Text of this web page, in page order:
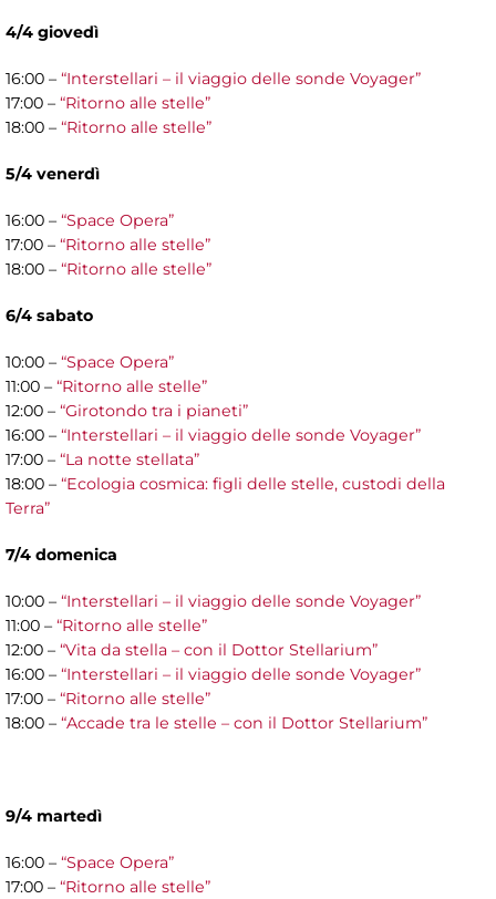
4/4 giovedì
16:00 – “Interstellari – il viaggio delle sonde Voyager”
17:00 – “Ritorno alle stelle”
18:00 – “Ritorno alle stelle”
5/4 venerdì
16:00 – “Space Opera”
17:00 – “Ritorno alle stelle”
18:00 – “Ritorno alle stelle”
6/4 sabato
10:00 – “Space Opera”
11:00 – “Ritorno alle stelle”
12:00 – “Girotondo tra i pianeti”
16:00 – “Interstellari – il viaggio delle sonde Voyager”
17:00 – “La notte stellata”
18:00 – “Ecologia cosmica: figli delle stelle, custodi della
Terra”
7/4 domenica
10:00 – “Interstellari – il viaggio delle sonde Voyager”
11:00 – “Ritorno alle stelle”
12:00 – “Vita da stella – con il Dottor Stellarium”
16:00 – “Interstellari – il viaggio delle sonde Voyager”
17:00 – “Ritorno alle stelle”
18:00 – “Accade tra le stelle – con il Dottor Stellarium”
9/4 martedì
16:00 – “Space Opera”
17:00 – “Ritorno alle stelle”